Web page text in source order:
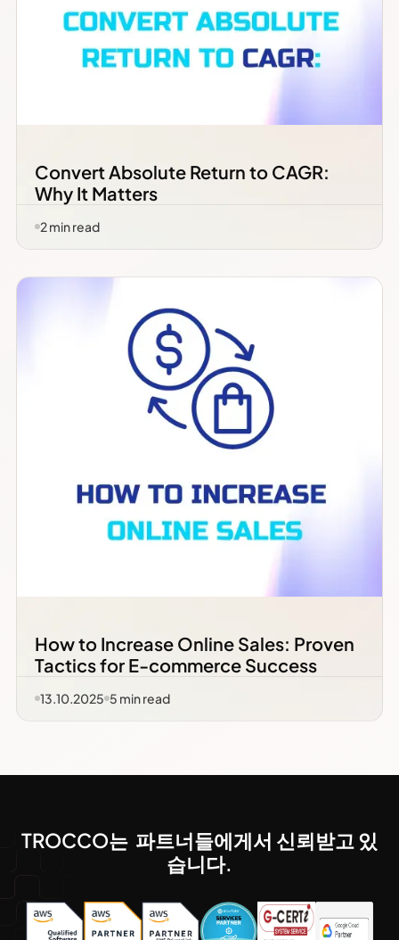
Convert Absolute Return to CAGR:
Why It Matters
2min read
How to Increase Online Sales: Proven
Tactics for E-commerce Success
13.10.2025 5 min read
TROCCO는 파트너들에게서 신뢰받고 있
습니다.